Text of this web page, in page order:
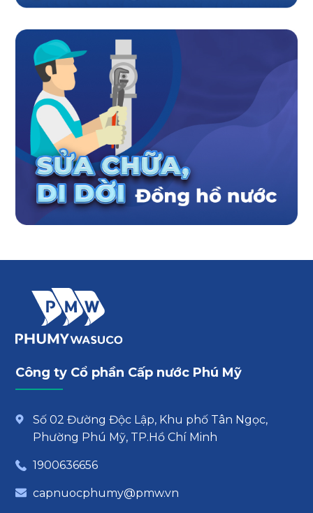
Công ty Cổ phần Cấp nước Phú Mỹ
Số 02 Đường Độc Lập, Khu phố Tân Ngọc,
Phường Phú Mỹ, TP.Hồ Chí Minh
1900636656
capnuocphumy@pmw.vn